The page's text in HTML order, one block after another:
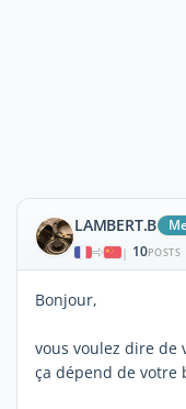
LAMBERT.B
| 10POSTS
Bonjour,
vous voulez dire de
ça dépend de votre